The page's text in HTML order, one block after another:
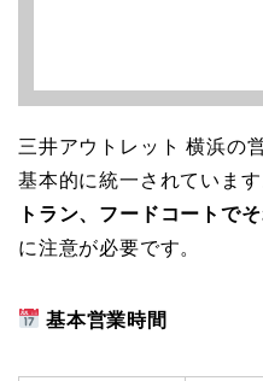
三井アウトレット 横浜の
基本的に統一されています
トラン、フードコートで
に注意が必要です。
基本営業時間